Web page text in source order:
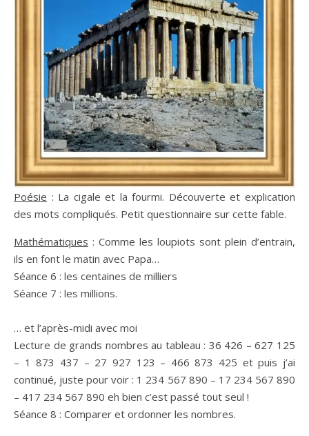
Poésie : La cigale et la fourmi. Découverte et explication
des mots compliqués. Petit questionnaire sur cette fable.
Mathématiques : Comme les loupiots sont plein d’entrain,
ils en font le matin avec Papa…
Séance 6 : les centaines de milliers
Séance 7 : les millions.
… et l’après-midi avec moi
Lecture de grands nombres au tableau : 36 426 – 627 125
– 1 873 437 – 27 927 123 – 466 873 425 et puis j’ai
continué, juste pour voir : 1 234 567 890 – 17 234 567 890
– 417 234 567 890 eh bien c’est passé tout seul !
Séance 8 : Comparer et ordonner les nombres.